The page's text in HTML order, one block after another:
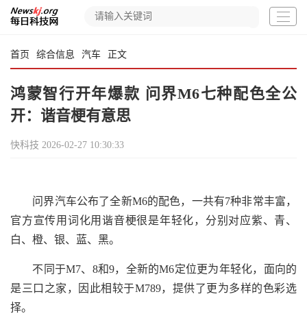
首页 综合信息 汽车 正文
鸿蒙智行开年爆款 问界M6七种配色全公
开：谐音梗有意思
快科技 2026-02-27 10:30:33
问界汽车公布了全新M6的配色，一共有7种非常丰富，
官方宣传用词化用谐音梗很是年轻化，分别对应紫、青、
白、橙、银、蓝、黑。
不同于M7、8和9，全新的M6定位更为年轻化，面向的
是三口之家，因此相较于M789，提供了更为多样的色彩选
择。